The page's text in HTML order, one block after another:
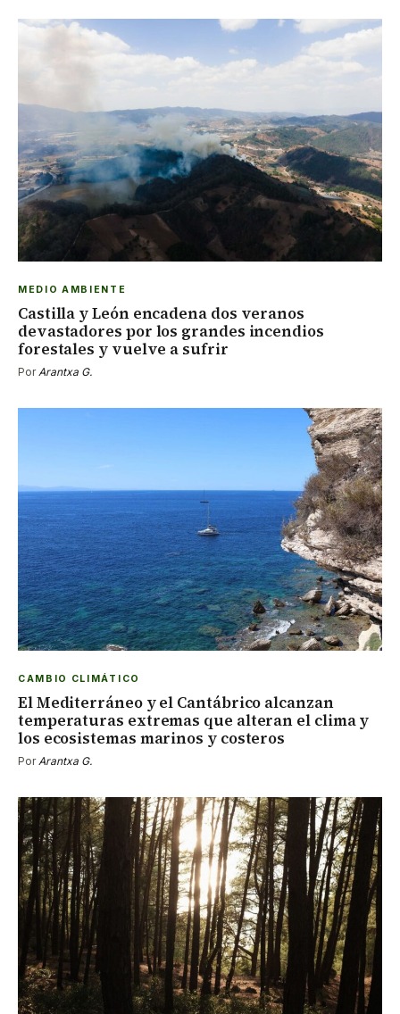
MEDIO AMBIENTE
Castilla y León encadena dos veranos
devastadores por los grandes incendios
forestales y vuelve a sufrir
PorArantxa G.
CAMBIO CLIMÁTICO
El Mediterráneo y el Cantábrico alcanzan
temperaturas extremas que alteran el clima y
los ecosistemas marinos y costeros
PorArantxa G.